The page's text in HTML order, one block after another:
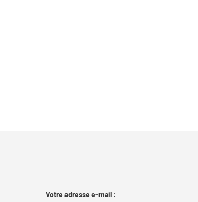
Votre adresse e-mail :